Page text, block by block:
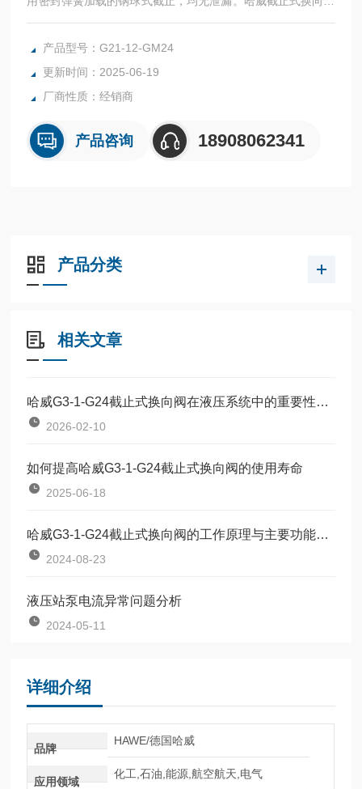
G阀G21-12-GM24
产品型号：G21-12-GM24
更新时间：2025-06-19
厂商性质：经销商
产品咨询 18908062341
产品分类
相关文章
哈威G3-1-G24截止式换向阀在液压系统中的重要性与应用
2026-02-10
如何提高哈威G3-1-G24截止式换向阀的使用寿命
2025-06-18
哈威G3-1-G24截止式换向阀的工作原理与主要功能概述
2024-08-23
液压站泵电流异常问题分析
2024-05-11
详细介绍
品牌
HAWE/德国哈威
应用领域
化工,石油,能源,航空航天,电气